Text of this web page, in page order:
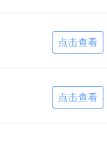
点击查看
点击查看